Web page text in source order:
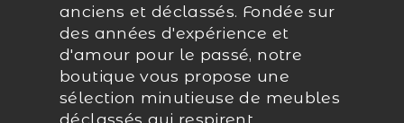
anciens et déclassés. Fondée sur
des années d'expérience et
d'amour pour le passé, notre
boutique vous propose une
sélection minutieuse de meubles
déclassés qui respirent